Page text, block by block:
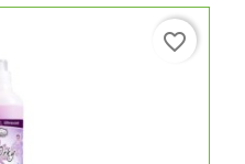
favorite_border